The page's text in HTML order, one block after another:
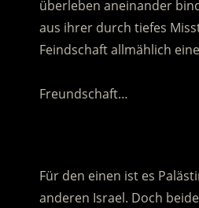
überleben aneinander
aus ihrer durch tiefes
Feindschaft allmählich
Freundschaft…
Für den einen ist es
anderen Israel. Doch